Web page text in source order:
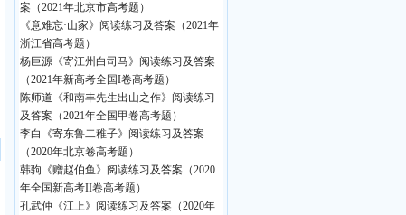
案（2021年北京市高考题）
《意难忘·山家》阅读练习及答案（2021年
浙江省高考题）
杨巨源《寄江州白司马》阅读练习及答案
（2021年新高考全国I卷高考题）
陈师道《和南丰先生出山之作》阅读练习
及答案（2021年全国甲卷高考题）
李白《寄东鲁二稚子》阅读练习及答案
（2020年北京卷高考题）
韩驹《赠赵伯鱼》阅读练习及答案（2020
年全国新高考II卷高考题）
孔武仲《江上》阅读练习及答案（2020年